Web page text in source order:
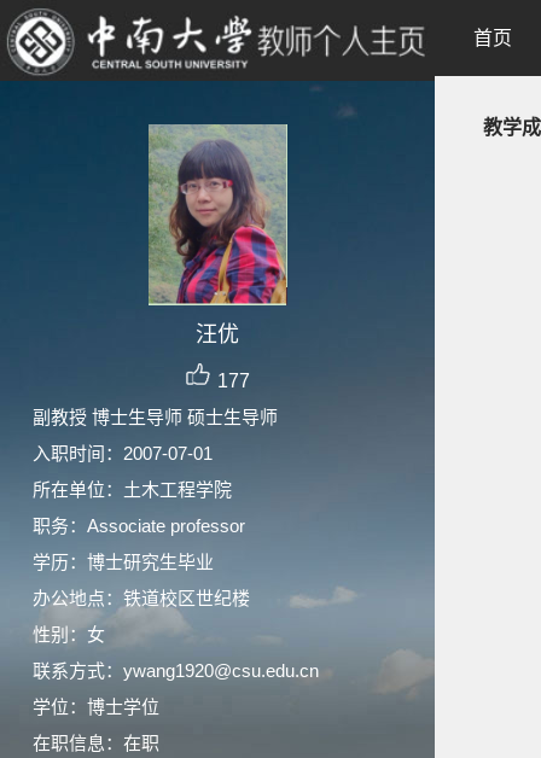
汪优
177
副教授 博士生导师 硕士生导师
入职时间：2007-07-01
所在单位：土木工程学院
职务：Associate professor
学历：博士研究生毕业
办公地点：铁道校区世纪楼
性别：女
联系方式：ywang1920@csu.edu.cn
学位：博士学位
在职信息：在职
首页
教学